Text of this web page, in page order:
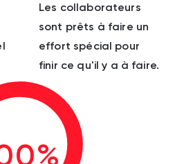
Les collaborateurs
sont prêts à faire un
effort spécial pour
finir ce qu'il y a à faire.